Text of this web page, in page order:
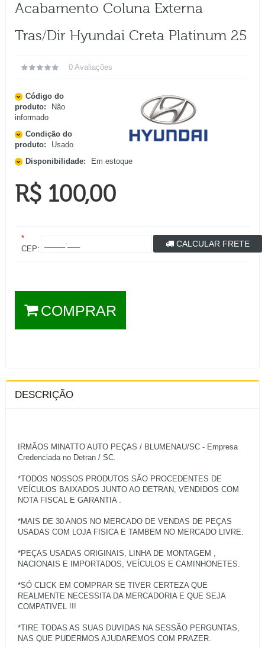
Acabamento Coluna Externa
Tras/dir Hyundai Creta Platinum 25
0 Avaliações
Código do
produto:
Não
informado
Condição do
produto:
Usado
Disponibilidade:
Em estoque
R$ 100,00
*
CEP:
CALCULAR FRETE
COMPRAR
DESCRIÇÃO
IRMÃOS MINATTO AUTO PEÇAS / BLUMENAU/SC - Empresa
Credenciada no Detran / SC.
*TODOS NOSSOS PRODUTOS SÃO PROCEDENTES DE
VEÍCULOS BAIXADOS JUNTO AO DETRAN, VENDIDOS COM
NOTA FISCAL E GARANTIA .
*MAIS DE 30 ANOS NO MERCADO DE VENDAS DE PEÇAS
USADAS COM LOJA FISICA E TAMBEM NO MERCADO LIVRE.
*PEÇAS USADAS ORIGINAIS, LINHA DE MONTAGEM ,
NACIONAIS E IMPORTADOS, VEÍCULOS E CAMINHONETES.
*SÓ CLICK EM COMPRAR SE TIVER CERTEZA QUE
REALMENTE NECESSITA DA MERCADORIA E QUE SEJA
COMPATIVEL !!!
*TIRE TODAS AS SUAS DUVIDAS NA SESSÃO PERGUNTAS,
NAS QUE PUDERMOS AJUDAREMOS COM PRAZER.